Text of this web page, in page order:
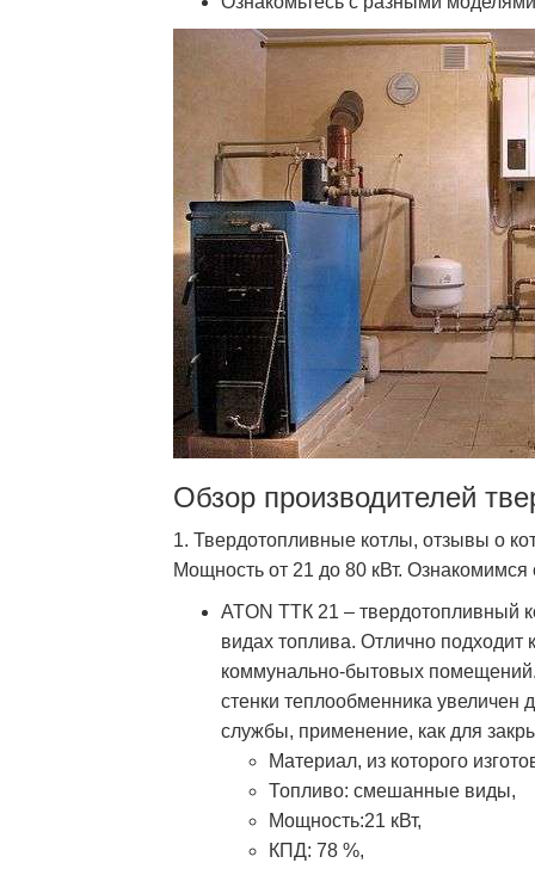
Обзор производителей
1. Твердотопливные котлы, отзывы о
Мощность от 21 до 80 кВт.
ATON ТТК 21 – твердотопливный
видах топлива. Отлично подходит
коммунально-бытовых
стенки теплообменника увеличен
службы, применение, как для
Материал, из которого
Топливо: смешанные виды,
Мощность:21 кВт,
КПД: 78 %,